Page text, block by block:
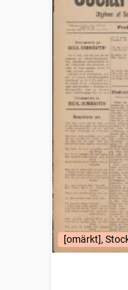
[omärkt],